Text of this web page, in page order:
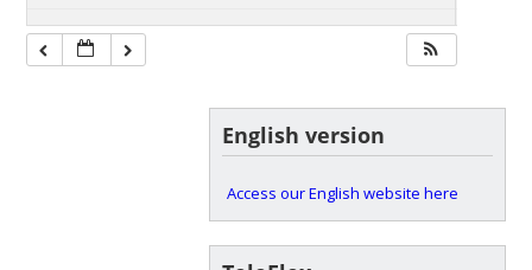
English version
Access our English website here